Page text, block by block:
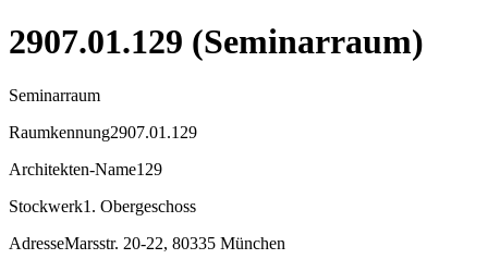
2907.01.129 (Seminarraum)
Seminarraum
Raumkennung2907.01.129
Architekten-Name129
Stockwerk1. Obergeschoss
AdresseMarsstr. 20-22, 80335 München